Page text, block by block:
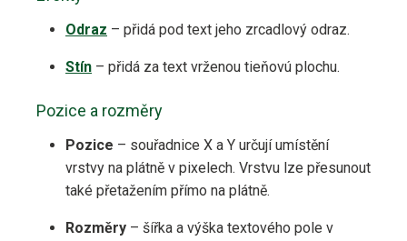
Odraz – přidá pod text jeho zrcadlový odraz.
Stín – přidá za text vrženou tieňovú plochu.
Pozice a rozměry
Pozice – souřadnice X a Y určují umístění
vrstvy na plátně v pixelech. Vrstvu lze přesunout
také přetažením přímo na plátně.
Rozměry – šířka a výška textového pole v